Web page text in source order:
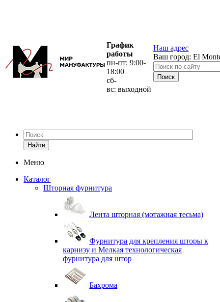
График
работы
пн-пт: 9:00-
18:00
сб-
вс: выходной
Наш адрес
Ваш город: El
Найти
Меню
Каталог
Шторная фурнитура
Лента шторная (мотажная тесьма)
Фурнитура для крепления шторы к
карнизу и Мелкая технологическая
фурнитура для штор
Бахрома